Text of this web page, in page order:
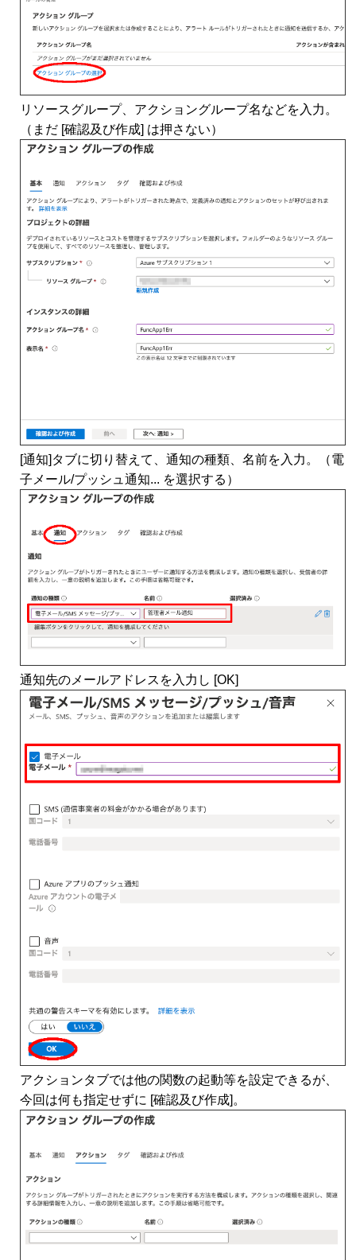
リソースグループ、アクショングループ名などを入力。
（まだ [確認及び作成] は押さない）
[通知]タブに切り替えて、通知の種類、名前を入力。（電
子メール/プッシュ通知... を選択する）
通知先のメールアドレスを入力し [OK]
アクションタブでは他の関数の起動等を設定できるが、
今回は何も指定せずに [確認及び作成]。